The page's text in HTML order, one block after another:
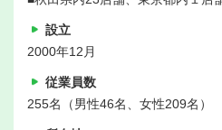
設立
2000年12月
従業員数
255名（男性46名、女性209名）